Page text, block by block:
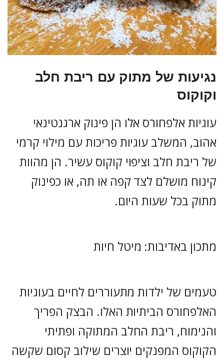
נגיעות של מתוק עם ריבת חלב
וקוקוס
עוגיות אלפחורס אלו הן פינוק ארגנטינאי
אהוב, המשלב עוגיות פריכות עם מילוי קרמי
של ריבת חלב וציפוי קוקוס עשיר. הן מהוות
קינוח מושלם לצד קפה או תה, או כפינוק
מתוק בכל שעות היום.
מתכון באדיבות: מיטל חיות
טעמים של ילדות מתעוררים לחיים בעוגיות
האלפחורס הביתיות האלו. הבצק הפריך
והנימוח, ריבת החלב המתוקה ופתיתי
הקוקוס המפנקים יוצרים שילוב קסום שקשה